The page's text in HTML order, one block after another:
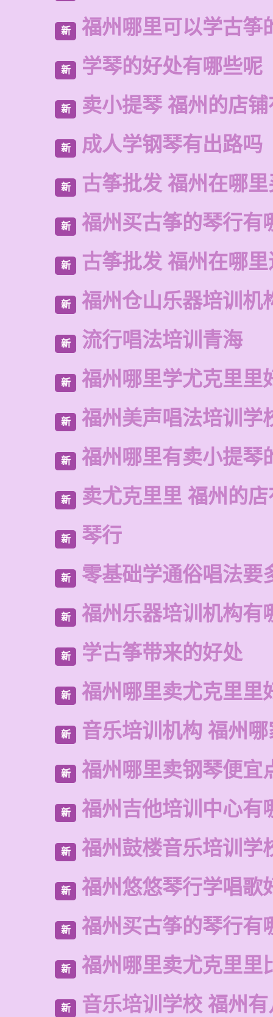
新 福州哪里可以学古筝
新 学琴的好处有哪些呢
新 卖小提琴 福州的店
新 成人学钢琴有出路吗
新 古筝批发 福州在哪
新 福州买古筝的琴行有
新 古筝批发 福州在哪
新 福州仓山乐器培训机
新 流行唱法培训青海
新 福州哪里学尤克里里
新 福州美声唱法培训学
新 福州哪里有卖小提琴
新 卖尤克里里 福州的
新 琴行
新 零基础学通俗唱法要
新 福州乐器培训机构有
新 学古筝带来的好处
新 福州哪里卖尤克里里
新 音乐培训机构 福州
新 福州哪里卖钢琴便宜
新 福州吉他培训中心有
新 福州鼓楼音乐培训学
新 福州悠悠琴行学唱歌
新 福州买古筝的琴行有
新 福州哪里卖尤克里里
新 音乐培训学校 福州